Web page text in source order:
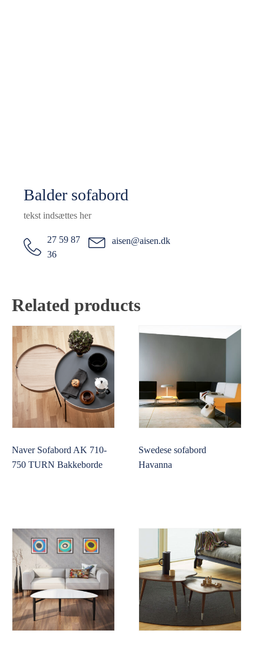
Balder sofabord
tekst indsættes her
27 59 87
36
aisen@aisen.dk
Related products
Naver Sofabord AK 710-
750 TURN Bakkeborde
Swedese sofabord
Havanna